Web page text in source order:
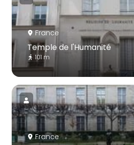
France
Temple de l'Humanité
101 m
France